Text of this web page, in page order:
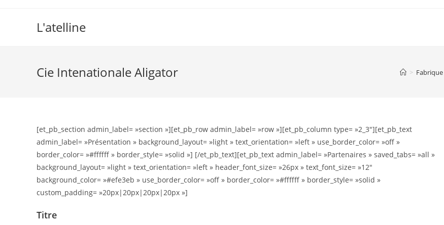
L'atelline
Cie Intenationale Aligator >
[et_pb_section admin_label= »section »][et_pb_row admin_label= »row »][et_pb_column type= »2_3″][et_pb_text
admin_label= »Présentation » background_layout= »light » text_orientation= »left » use_border_color= »off »
border_color= »#ffffff » border_style= »solid »] [/et_pb_text][et_pb_text admin_label= »Partenaires » saved_tabs= »all »
background_layout= »light » text_orientation= »left » header_font_size= »26px » text_font_size= »12″
background_color= »#efe3eb » use_border_color= »off » border_color= »#ffffff » border_style= »solid »
custom_padding= »20px|20px|20px|20px »]
Titre